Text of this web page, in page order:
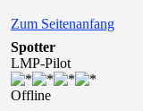
Zum Seitenanfang
Spotter
LMP-Pilot
Offline